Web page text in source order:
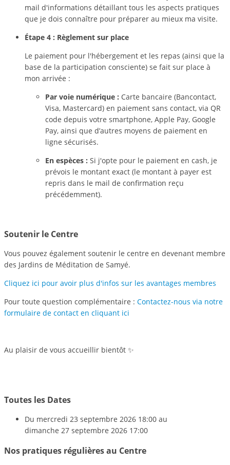
mail d'informations détaillant tous les aspects pratiques
que je dois connaître pour préparer au mieux ma visite.
Étape 4 : Règlement sur place
Le paiement pour l'hébergement et les repas (ainsi que la
base de la participation consciente) se fait sur place à
mon arrivée :
Par voie numérique : Carte bancaire (Bancontact,
Visa, Mastercard) en paiement sans contact, via QR
code depuis votre smartphone, Apple Pay, Google
Pay, ainsi que d’autres moyens de paiement en
ligne sécurisés.
En espèces : Si j'opte pour le paiement en cash, je
prévois le montant exact (le montant à payer est
repris dans le mail de confirmation reçu
précédemment).
Soutenir le Centre
Vous pouvez également soutenir le centre en devenant membre
des Jardins de Méditation de Samyé.
Cliquez ici pour avoir plus d'infos sur les avantages membres
Pour toute question complémentaire : Contactez-nous via notre
formulaire de contact en cliquant ici
Au plaisir de vous accueillir bientôt ✨
Toutes les Dates
Du mercredi 23 septembre 2026 18:00 au
dimanche 27 septembre 2026 17:00
Nos pratiques régulières au Centre